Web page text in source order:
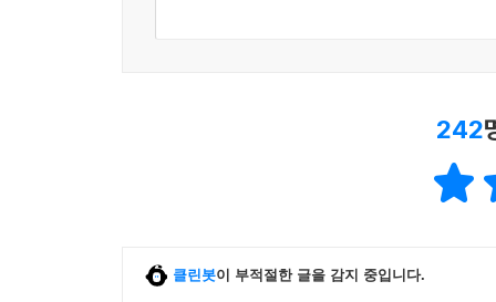
242
클린봇이 부적절한 글을 감지 중입니다.